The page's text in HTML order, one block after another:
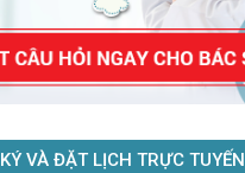
VÀ ĐẶT LỊCH TRỰC TUYẾN